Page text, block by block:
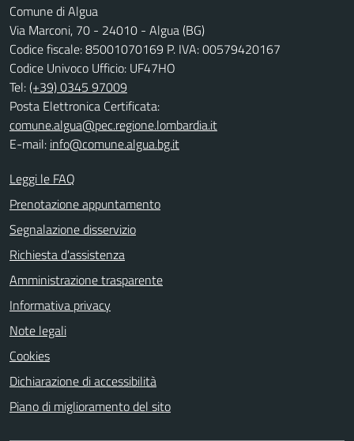
Comune di Algua
Via Marconi, 70 - 24010 - Algua (BG)
Codice fiscale: 85001070169 P. IVA: 00579420167
Codice Univoco Ufficio: UF47HO
Tel:(+39) 0345 97009
Posta Elettronica Certificata:
comune.algua@pec.regione.lombardia.it
E-mail: info@comune.algua.bg.it
Leggi le FAQ
Prenotazione appuntamento
Segnalazione disservizio
Richiesta d'assistenza
Amministrazione trasparente
Informativa privacy
Note legali
Cookies
Dichiarazione di accessibilità
Piano di miglioramento del sito